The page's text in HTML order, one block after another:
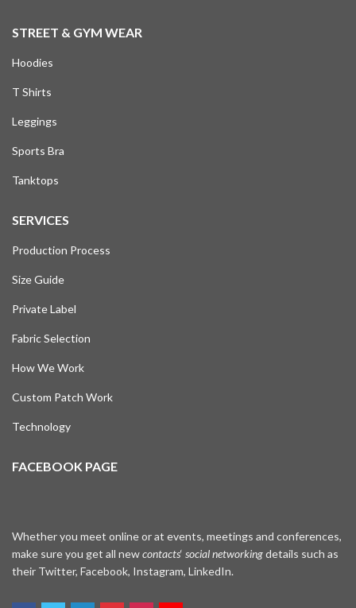
STREET & GYM WEAR
Hoodies
T Shirts
Leggings
Sports Bra
Tanktops
SERVICES
Production Process
Size Guide
Private Label
Fabric Selection
How We Work
Custom Patch Work
Technology
FACEBOOK PAGE
Whether you meet online or at events, meetings and conferences,
make sure you get all newcontacts‘ social networkingdetails such as
their Twitter, Facebook, Instagram, LinkedIn.